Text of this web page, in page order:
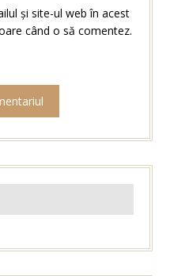
și site-ul web în acest
când o să comentez.